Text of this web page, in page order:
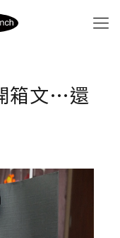
箱文…還